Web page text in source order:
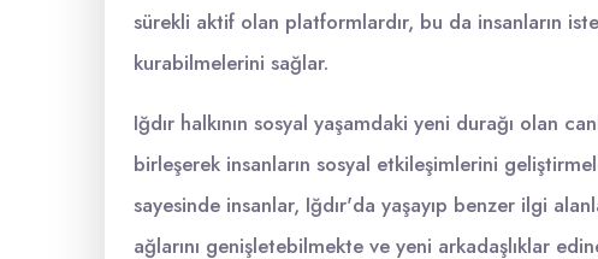
sürekli aktif olan platformlardır, bu da insanların
kurabilmelerini sağlar.
Iğdır halkının sosyal yaşamdaki yeni durağı olan
birleşerek insanların sosyal etkileşimlerini
sayesinde insanlar, Iğdır'da yaşayıp benzer ilgi
ağlarını genişletebilmekte ve yeni arkadaşlıklar